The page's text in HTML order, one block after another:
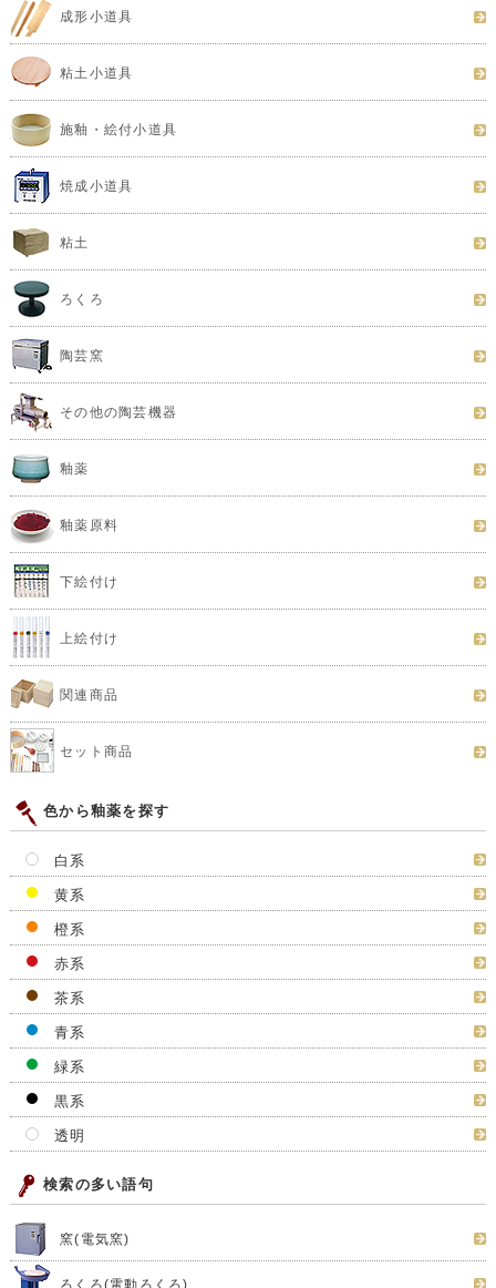
成形小道具
粘土小道具
施釉・絵付小道具
焼成小道具
粘土
ろくろ
陶芸窯
その他の陶芸機器
釉薬
釉薬原料
下絵付け
上絵付け
関連商品
セット商品
色から釉薬を探す
白系
黄系
橙系
赤系
茶系
青系
緑系
黒系
透明
検索の多い語句
窯(電気窯)
ろくろ(電動ろくろ)